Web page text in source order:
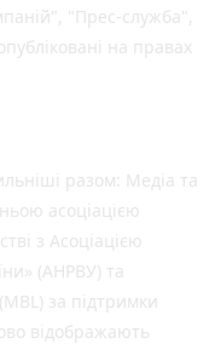
"Прес-служба",
на правах
разом: Медіа та
асоціацією
з Асоціацією
(АНРВУ) та
за підтримки
відображають